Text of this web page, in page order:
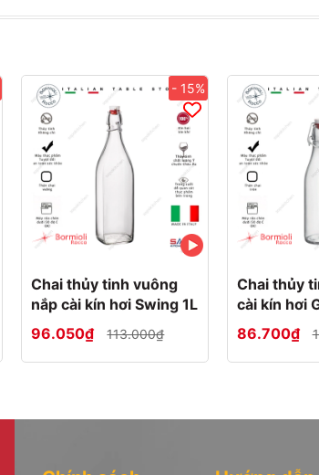
- 15%
Chai thủy tinh vuông
nắp cài kín hơi Swing 1L
96.050₫
113.000₫
Chai thủy
cài kín hơi
86.700₫